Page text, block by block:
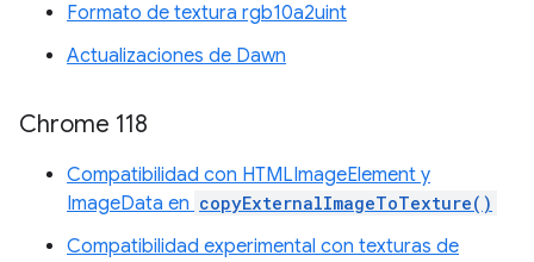
Formato de textura rgb10a2uint
Actualizaciones de Dawn
Chrome 118
Compatibilidad con HTMLImageElement y
ImageData en copyExternalImageToTexture()
Compatibilidad experimental con texturas de